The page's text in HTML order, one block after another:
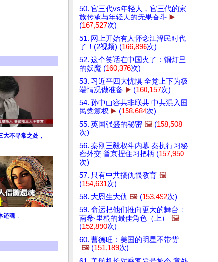
大不寻常之处，
还魂，
50. 官三代vs年轻人，官三代的家
族传承与年轻人的无果奋斗 ▶️
(167,527次)
51. 网上开始有人怀念江泽民时代
了！(2视频) (166,896次)
52. 这个笑话在中国火了：铜灯里
的妖魔 (160,376次)
53. 习近平四大忧惧 全党上下为极
端情况做准备 ▶️ (160,157次)
54. 孙中山容共非联共 中共混入国
民党篡权 ▶️ (158,684次)
55. 英国强盛的秘密 🖼️ (158,508
次)
56. 秦刚王毅权斗内幕 秦执行习秘
密外交 普京捏住习把柄 (157,950
次)
57. 只有中共搞仇恨教育 🖼️
(154,631次)
58. 大恩生大仇 🖼️ (153,492次)
59. 命运把他们推向更大的舞台：
南希‧里根的最佳角色（上）
🖼️
(152,890次)
60. 曹德旺：美国的明星不带货
🖼️ (151,189次)